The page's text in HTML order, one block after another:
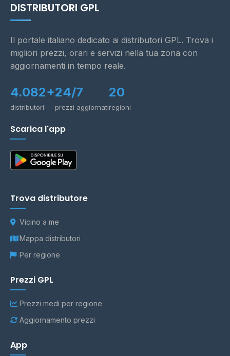
DISTRIBUTORI GPL
Il portale italiano dedicato ai distributori GPL. Trova i
migliori prezzi, orari e servizi nella tua zona con
aggiornamenti in tempo reale.
4.082+
distributori
24/7
prezzi aggiornati
20
regioni
Scarica l'app
Trova distributore
Vicino a me
Mappa distributori
Per regione
Prezzi GPL
Prezzi medi per regione
Aggiornamento prezzi
App